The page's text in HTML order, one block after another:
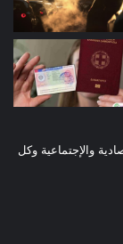
والإجتماعية وكل